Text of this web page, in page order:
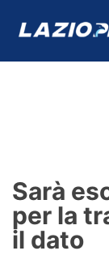
Formello
Infortuni
Sarà
per la
il dato